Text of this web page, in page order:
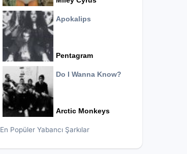
Apokalips
Pentagram
Do I Wanna Know?
Arctic Monkeys
En Popüler Yabancı Şarkılar